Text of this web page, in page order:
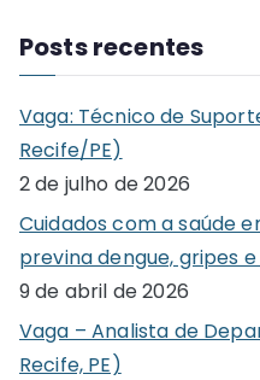
Posts recentes
Vaga: Técnico de
Recife/PE)
2 de julho de 2026
Cuidados com a saúde
previna dengue, gripes
9 de abril de 2026
Vaga – Analista de
Recife, PE)